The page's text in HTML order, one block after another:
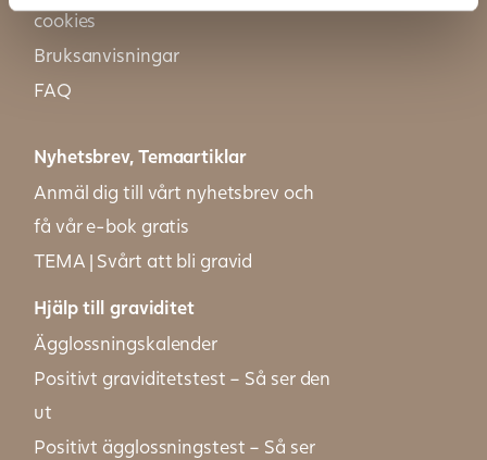
cookies
Bruksanvisningar
FAQ
Nyhetsbrev, Temaartiklar
Anmäl dig till vårt nyhetsbrev och
få vår e-bok gratis
TEMA | Svårt att bli gravid
Hjälp till graviditet
Ägglossningskalender
Positivt graviditetstest – Så ser den
ut
Positivt ägglossningstest – Så ser